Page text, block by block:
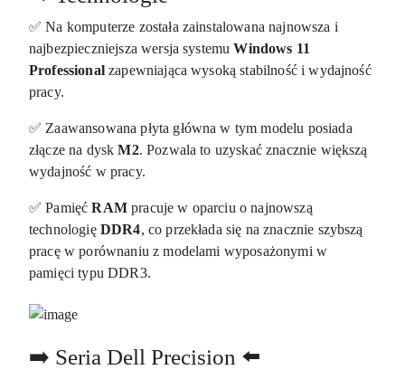
✅ Na komputerze została zainstalowana najnowsza i
najbezpieczniejsza wersja systemu Windows 11
Professionalzapewniająca wysoką stabilność i wydajność
pracy.
✅ Zaawansowana płyta główna w tym modelu posiada
złącze na dyskM2. Pozwala to uzyskać znacznie większą
wydajność w pracy.
✅ PamięćRAMpracuje w oparciu o najnowszą
technologię DDR4, co przekłada się na znacznie szybszą
pracę w porównaniu z modelami wyposażonymi w
pamięci typu DDR3.
➡️ Seria Dell Precision ⬅️